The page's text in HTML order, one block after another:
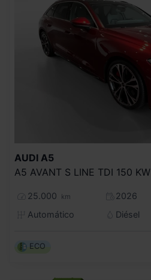
AUDI A5
25.000 km
2026
Automático
Diésel
ECO